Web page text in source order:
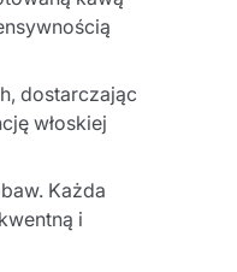
dostarczając
włoskiej
Każda
i